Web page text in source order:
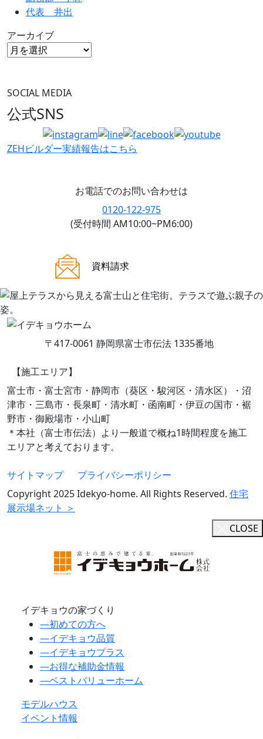
代表 井出
アーカイブ
SOCIAL MEDIA
公式SNS
ZEHビルダー実績報告はこちら
お電話でのお問い合わせは
0120-122-975
(受付時間 AM10:00~PM6:00)
資料請求
〒417-0061 静岡県富士市伝法 1335番地
【施工エリア】
富士市・富士宮市・静岡市（葵区・駿河区・清水区）・沼
津市・三島市・長泉町・清水町・函南町・伊豆の国市・裾
野市・御殿場市・小山町
＊本社（富士市伝法）より一般道で概ね1時間程度を施工
エリアと考えております。
サイトマップ
プライバシーポリシー
Copyright 2025 Idekyo-home. All Rights Reserved. 住宅
展示場ネット ＞
CLOSE
イデキョウの家づくり
―初めての方へ
―イデキョウ品質
―イデキョウプラス
―お得な補助金情報
―ベストバリューホーム
モデルハウス
イベント情報